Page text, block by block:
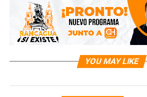
YOU MAY LIKE